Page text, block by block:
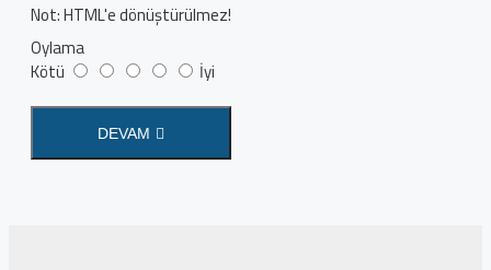
Not:HTML'e dönüştürülmez!
Oylama
Kötü
İyi
DEVAM